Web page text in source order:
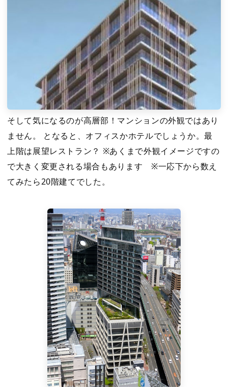
そして気になるのが高層部！マンションの外観ではあり
ません。 となると、オフィスかホテルでしょうか。最
上階は展望レストラン？ ※あくまで外観イメージですの
で大きく変更される場合もあります ※一応下から数え
てみたら20階建てでした。